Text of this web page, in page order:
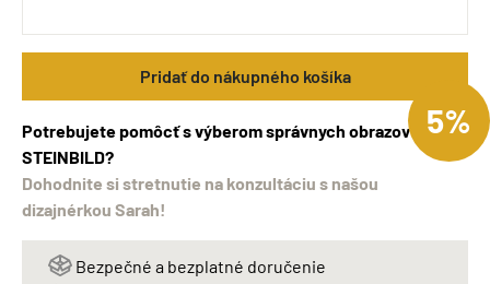
Pridať do nákupného košíka
Potrebujete pomôcť s výberom správnych obrazov
STEINBILD?
Dohodnite si stretnutie na konzultáciu s našou
dizajnérkou Sarah!
Bezpečné a bezplatné doručenie
5%